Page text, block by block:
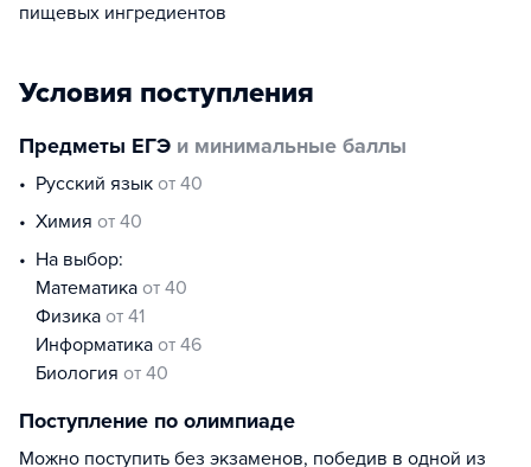
пищевых ингредиентов
Условия поступления
Предметы ЕГЭ и минимальные баллы
русский язык от 40
химия от 40
На выбор:
математика от 40
физика от 41
информатика от 46
биология от 40
Поступление по олимпиаде
Можно поступить без экзаменов, победив в одной из